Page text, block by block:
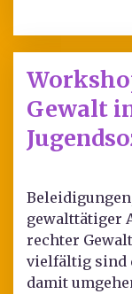
Gewalt
gewalttätiger
rechter
vielfältig sind
damit